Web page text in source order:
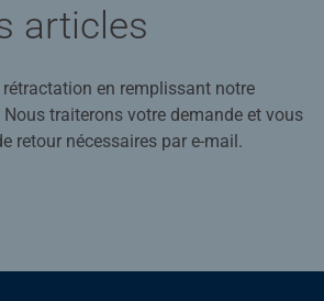
articles
en remplissant notre
traiterons votre demande et vous
retour nécessaires par e-mail.